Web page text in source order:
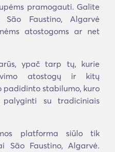
pramogauti. Galite
São Faustino, Algarvė
atostogoms ar net
ypač tarp tų, kurie
atostogų ir kitų
padidinto stabilumo, kuro
su tradiciniais
platforma siūlo tik
São Faustino, Algarvė.